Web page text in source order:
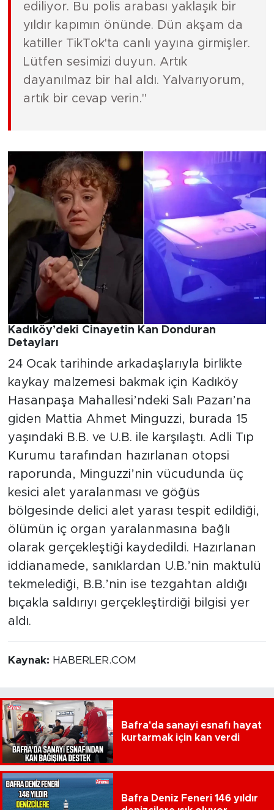
ediliyor. Bu polis arabası yaklaşık bir
yıldır kapımın önünde. Dün akşam da
katiller TikTok'ta canlı yayına girmişler.
Lütfen sesimizi duyun. Artık
dayanılmaz bir hal aldı. Yalvarıyorum,
artık bir cevap verin."
Kadıköy’deki Cinayetin Kan Donduran
Detayları
24 Ocak tarihinde arkadaşlarıyla birlikte
kaykay malzemesi bakmak için Kadıköy
Hasanpaşa Mahallesi’ndeki Salı Pazarı’na
giden Mattia Ahmet Minguzzi, burada 15
yaşındaki B.B. ve U.B. ile karşılaştı. Adli Tıp
Kurumu tarafından hazırlanan otopsi
raporunda, Minguzzi’nin vücudunda üç
kesici alet yaralanması ve göğüs
bölgesinde delici alet yarası tespit edildiği,
ölümün iç organ yaralanmasına bağlı
olarak gerçekleştiği kaydedildi. Hazırlanan
iddianamede, sanıklardan U.B.’nin maktulü
tekmelediği, B.B.’nin ise tezgahtan aldığı
bıçakla saldırıyı gerçekleştirdiği bilgisi yer
aldı.
Kaynak: HABERLER.COM
Bafra'da sanayi esnafı hayat
kurtarmak için kan verdi
Bafra Deniz Feneri 146 yıldır